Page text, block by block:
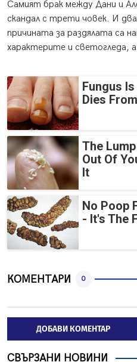
Самият брак между Дани и
скандал с трети човек. И
причината за раздялата са
характерите и светогледа,
Fungus
Dies
The
Out Of
It
No Poop
- It's The
КОМЕНТАРИ 0
ДОБАВИ КОМЕНТАР
СВЪРЗАНИ НОВИНИ